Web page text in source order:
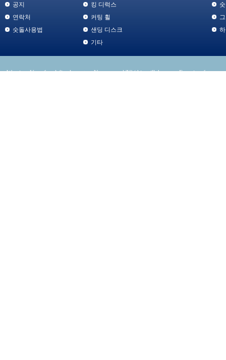
공지
연락처
숫돌사용법
킹 디럭스
커팅 휠
샌딩 디스크
기타
Warning: Use of undefined constant Y - assumed 'Y' (this will throw an Error in a future